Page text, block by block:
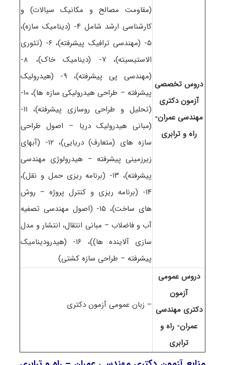
دروس تخصصی
آزمون دکتری
مهندسی عمران-
راه و ترابری
(مقاومت مصالح و مکانیک سیالات) و
کارشناسی ارشد شامل ۴- (دینامیک سازه)،
۵- (مهندسی ترافیک پیشرفته)، ۶- (تئوری
الاستیسیته)، ۷- (دینامیک خاک)، ۸-
(مهندسی پی پیشرفته)، ۹- (هیدرولیک
پیشرفته – طراحی هیدرولیکی سازه ها)، ۱۰-
(تحلیل و طراحی روسازی پیشرفته)، ۱۱-
(مبانی هیدرولیک دریا – اصول طراحی
سازه های (متعارف) دریایی)، ۱۲- (آبهای
زیرزمینی پیشرفته – هیدرولوژی مهندسی
پیشرفته)، ۱۳- (برنامه ریزی حمل و نقل)،
۱۴- (برنامه ریزی و کنترل پروژه – روش
های ساخت)، ۱۵- (اصول مهندسی تصفیه
آب و فاضلاب – مبانی انتقال، انتشار و مدل
سازی آلاینده ها))، ۱۶- (هیدرودینامیک
پیشرفته – طراحی سازه کشتی)
دروس عمومی
آزمون
دکتری مهندسی
عمران- راه و
ترابری
– زبان عمومی آزمون دکتری